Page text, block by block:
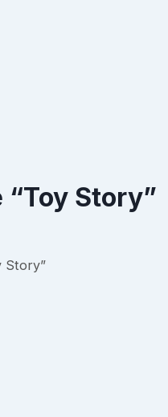
“Toy Story”
Story”